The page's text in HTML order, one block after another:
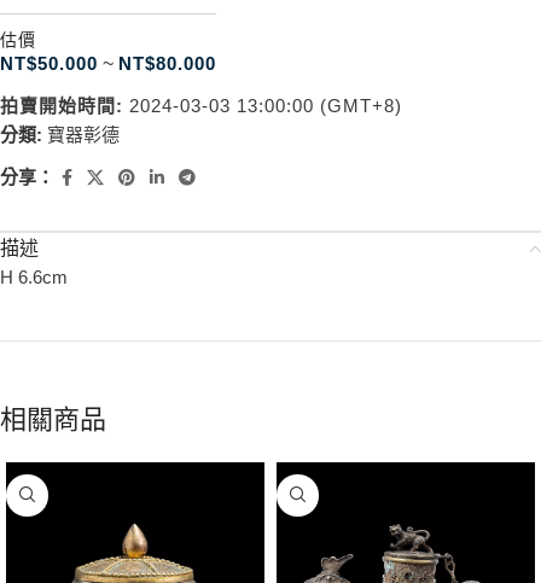
估價
NT$50.000 ~ NT$80.000
拍賣開始時間: 2024-03-03 13:00:00 (GMT+8)
分類: 寶器彰德
分享：
描述
H 6.6cm
相關商品